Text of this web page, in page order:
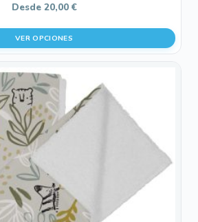
Desde 20,00 €
VER OPCIONES